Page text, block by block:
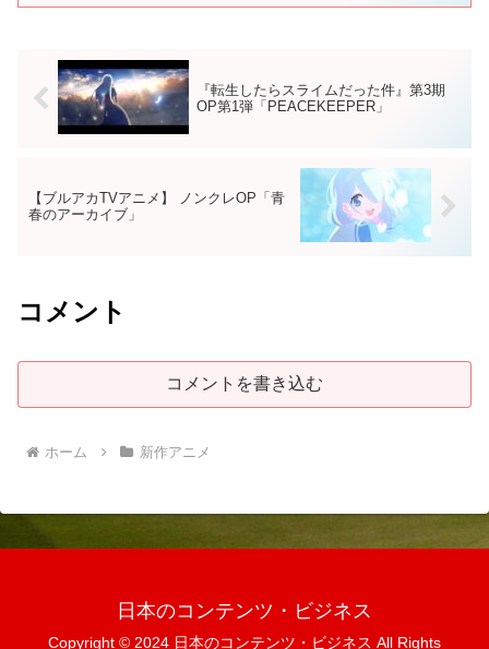
『転生したらスライムだった件』第3期
OP第1弾「PEACEKEEPER」
【ブルアカTVアニメ】 ノンクレOP「青
春のアーカイブ」
コメント
コメントを書き込む
ホーム 新作アニメ
日本のコンテンツ・ビジネス
Copyright © 2024 日本のコンテンツ・ビジネス All Rights